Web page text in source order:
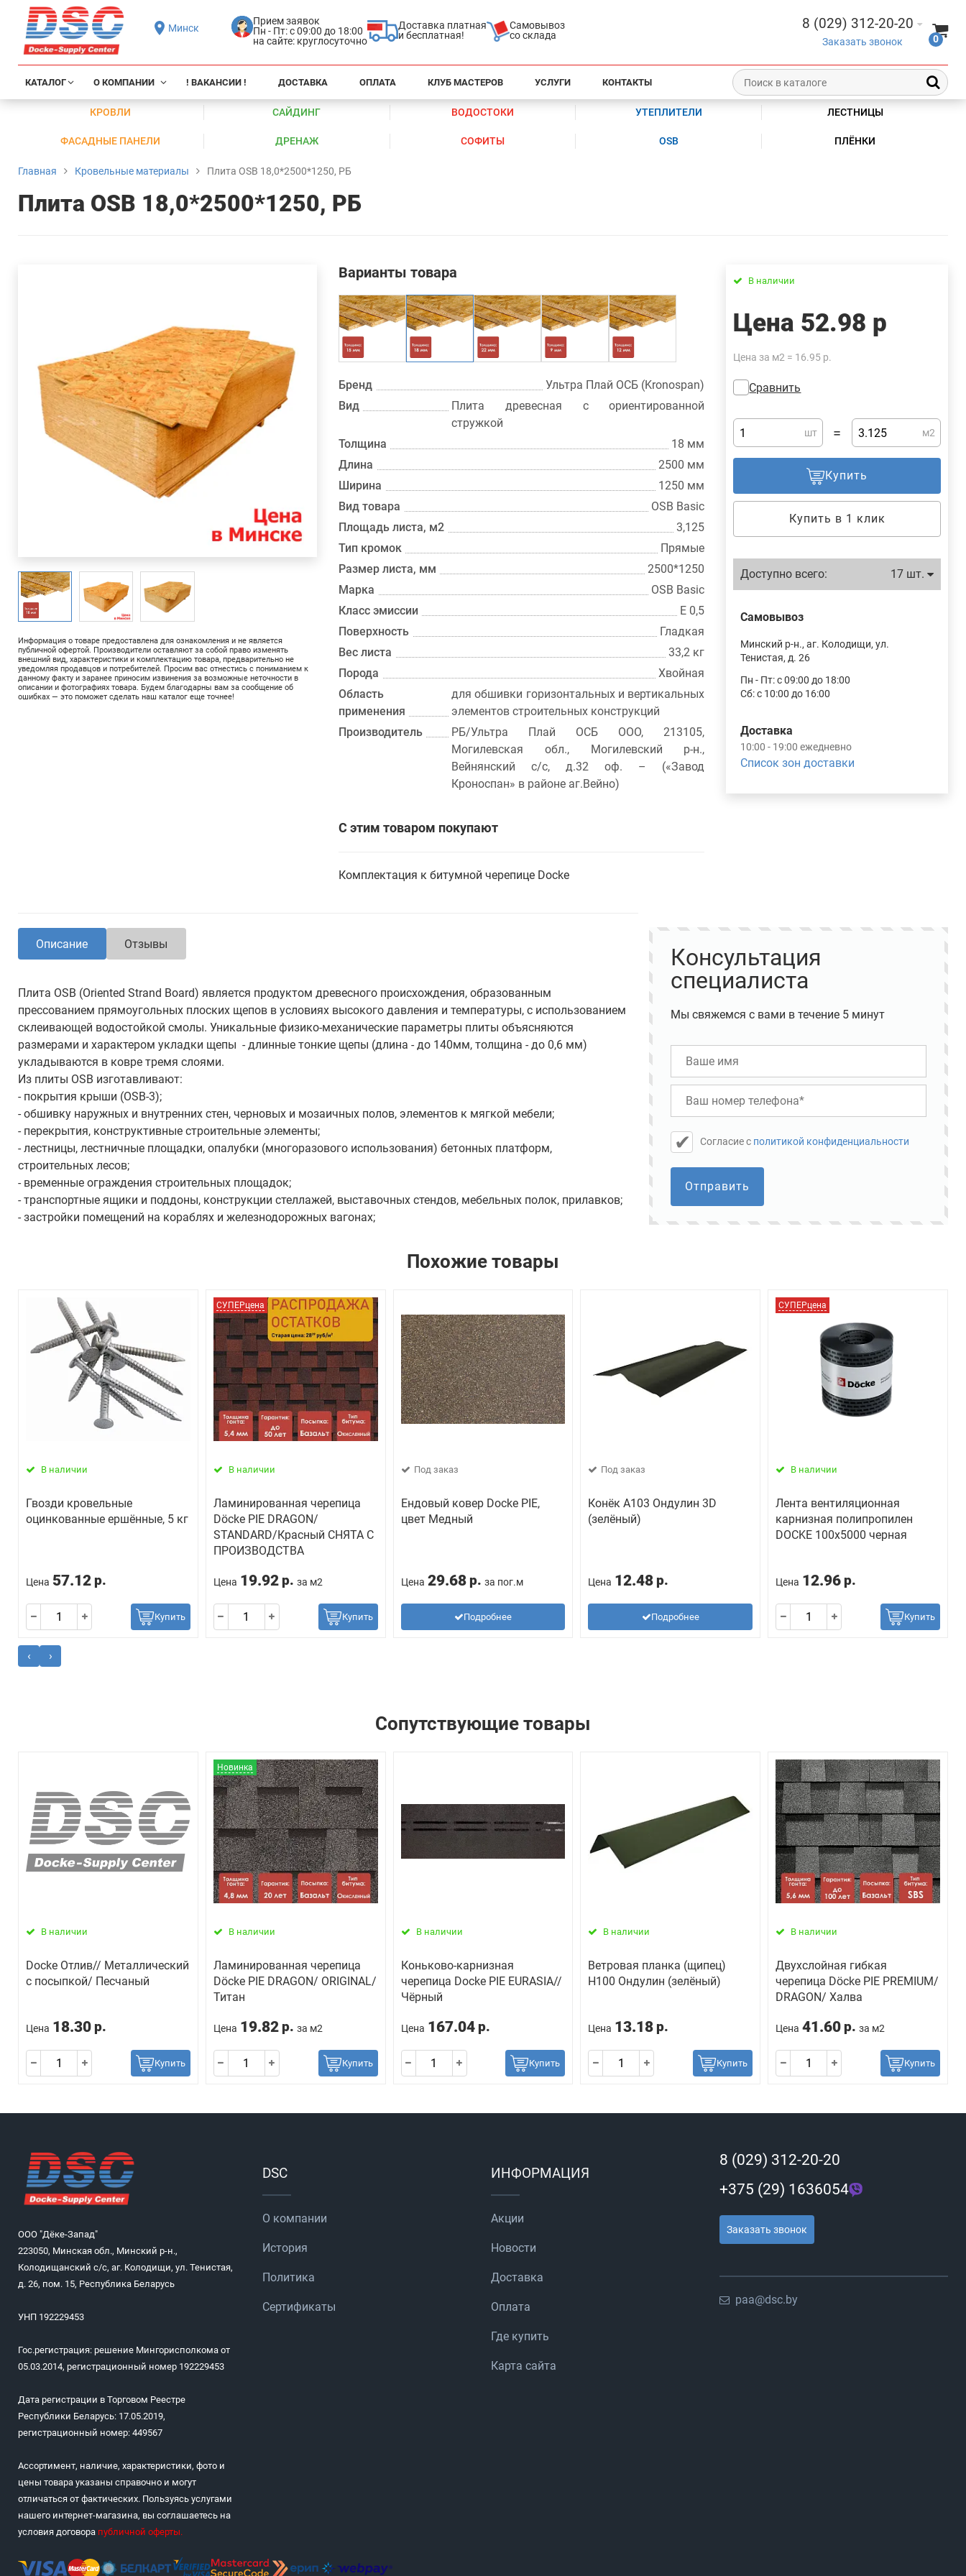
Минск
Прием заявок
Пн - Пт: с 09:00 до 18:00
на сайте: круглосуточно
Доставка платная
и бесплатная!
Самовывоз
со склада
8 (029) 312-20-20
Заказать звонок 0
КАТАЛОГ О КОМПАНИИ ! ВАКАНСИИ ! ДОСТАВКА ОПЛАТА КЛУБ МАСТЕРОВ УСЛУГИ КОНТАКТЫ
КРОВЛИ САЙДИНГ ВОДОСТОКИ УТЕПЛИТЕЛИ ЛЕСТНИЦЫ
ФАСАДНЫЕ ПАНЕЛИ ДРЕНАЖ СОФИТЫ OSB ПЛЁНКИ
Главная Кровельные материалы Плита OSB 18,0*2500*1250, РБ
Плита OSB 18,0*2500*1250, РБ
Информация о товаре предоставлена для ознакомления и не является
публичной офертой. Производители оставляют за собой право изменять
внешний вид, характеристики и комплектацию товара, предварительно не
уведомляя продавцов и потребителей. Просим вас отнестись с пониманием к
данному факту и заранее приносим извинения за возможные неточности в
описании и фотографиях товара. Будем благодарны вам за сообщение об
ошибках — это поможет сделать наш каталог еще точнее!
Варианты товара
Бренд
Ультра Плай ОСБ (Kronospan)
Вид
Плита древесная с ориентированной
стружкой
Толщина
18 мм
Длина
2500 мм
Ширина
1250 мм
Вид товара
OSB Basic
Площадь листа, м2
3,125
Тип кромок
Прямые
Размер листа, мм
2500*1250
Марка
OSB Basic
Класс эмиссии
E 0,5
Поверхность
Гладкая
Вес листа
33,2 кг
Порода
Хвойная
Область
применения
для обшивки горизонтальных и вертикальных
элементов строительных конструкций
Производитель
РБ/Ультра Плай ОСБ ООО, 213105,
Могилевская обл., Могилевский р-н.,
Вейнянский с/с, д.32 оф. – («Завод
Кроноспан» в районе аг.Вейно)
С этим товаром покупают
Комплектация к битумной черепице Docke
В наличии
Цена 52.98 р
Цена за м2 = 16.95 р.
Сравнить
шт = м2
Купить
Купить в 1 клик
Доступно всего: 17 шт.
Самовывоз
Минский р-н., аг. Колодищи, ул.
Тенистая, д. 26
Пн - Пт: с 09:00 до 18:00
Сб: с 10:00 до 16:00
Доставка
10:00 - 19:00 ежедневно
Список зон доставки
Описание Отзывы
Плита OSB (Oriented Strand Board) является продуктом древесного происхождения, образованным
прессованием прямоугольных плоских щепов в условиях высокого давления и температуры, с использованием
склеивающей водостойкой смолы. Уникальные физико-механические параметры плиты объясняются
размерами и характером укладки щепы - длинные тонкие щепы (длина - до 140мм, толщина - до 0,6 мм)
укладываются в ковре тремя слоями.
Из плиты OSB изготавливают:
- покрытия крыши (OSB-3);
- обшивку наружных и внутренних стен, черновых и мозаичных полов, элементов к мягкой мебели;
- перекрытия, конструктивные строительные элементы;
- лестницы, лестничные площадки, опалубки (многоразового использования) бетонных платформ,
строительных лесов;
- временные ограждения строительных площадок;
- транспортные ящики и поддоны, конструкции стеллажей, выставочных стендов, мебельных полок, прилавков;
- застройки помещений на кораблях и железнодорожных вагонах;
Консультация
специалиста
Мы свяжемся с вами в течение 5 минут
Cогласие с политикой конфиденциальности
Отправить
Похожие товары
В наличии
Гвозди кровельные
оцинкованные ершённые, 5 кг
Цена 57.12 р.
Купить
СУПЕРцена
В наличии
Ламинированная черепица
Döcke PIE DRAGON/
STANDARD/Красный СНЯТА С
ПРОИЗВОДСТВА
Цена 19.92 р. за м2
Купить
Под заказ
Ендовый ковер Docke PIE,
цвет Медный
Цена 29.68 р. за пог.м
Подробнее
Под заказ
Конёк А103 Ондулин 3D
(зелёный)
Цена 12.48 р.
Подробнее
СУПЕРцена
В наличии
Лента вентиляционная
карнизная полипропилен
DOCKE 100х5000 черная
Цена 12.96 р.
Купить
‹ ›
Сопутствующие товары
В наличии
Docke Отлив// Металлический
с посыпкой/ Песчаный
Цена 18.30 р.
Купить
Новинка
В наличии
Ламинированная черепица
Döcke PIE DRAGON/ ORIGINAL/
Титан
Цена 19.82 р. за м2
Купить
В наличии
Коньково-карнизная
черепица Docke PIE EURASIA//
Чёрный
Цена 167.04 р.
Купить
В наличии
Ветровая планка (щипец)
H100 Ондулин (зелёный)
Цена 13.18 р.
Купить
В наличии
Двухслойная гибкая
черепица Döcke PIE PREMIUM/
DRAGON/ Халва
Цена 41.60 р. за м2
Купить
ООО "Дёке-Запад"
223050, Минская обл., Минский р-н.,
Колодищанский с/с, аг. Колодищи, ул. Тенистая,
д. 26, пом. 15, Республика Беларусь
УНП 192229453
Гос.регистрация: решение Мингорисполкома от
05.03.2014, регистрационный номер 192229453
Дата регистрации в Торговом Реестре
Республики Беларусь: 17.05.2019,
регистрационный номер: 449567
Ассортимент, наличие, характеристики, фото и
цены товара указаны справочно и могут
отличаться от фактических. Пользуясь услугами
нашего интернет-магазина, вы соглашаетесь на
условия договора публичной оферты.
DSC
О компании
История
Политика
Сертификаты
ИНФОРМАЦИЯ
Акции
Новости
Доставка
Оплата
Где купить
Карта сайта
8 (029) 312-20-20
+375 (29) 1636054
Заказать звонок
paa@dsc.by